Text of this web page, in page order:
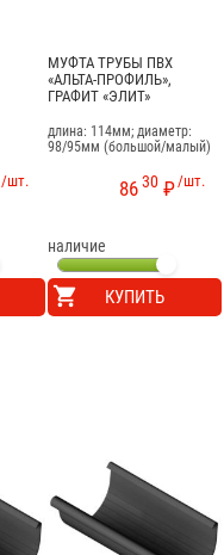
/шт.
МУФТА ТРУБЫ ПВХ
«АЛЬТА-ПРОФИЛЬ»,
ГРАФИТ «ЭЛИТ»
длина: 114мм; диаметр:
98/95мм (большой/малый)
/шт.
8630 ₽
наличие
КУПИТЬ